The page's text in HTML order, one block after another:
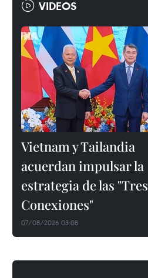
VIDEOS
Vietnam y Tailandia
acuerdan impulsar la
estrategia de las "Tres
Conexiones"
07/08/2026 03:08